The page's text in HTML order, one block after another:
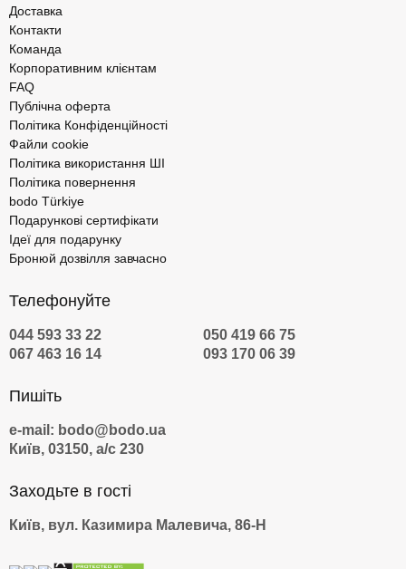
Доставка
Контакти
Команда
Корпоративним клієнтам
FAQ
Публічна оферта
Політика Конфіденційності
Файли cookie
Політика використання ШІ
Політика повернення
bodo Türkiye
Подарункові сертифікати
Ідеї для подарунку
Бронюй дозвілля завчасно
Телефонуйте
044 593 33 22
050 419 66 75
067 463 16 14
093 170 06 39
Пишіть
e-mail: bodo@bodo.ua
Київ, 03150, а/с 230
Заходьте в гості
Київ, вул. Казимира Малевича, 86-Н